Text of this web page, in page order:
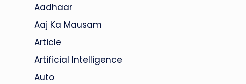
Aadhaar
Aaj Ka Mausam
Article
Artificial Intelligence
Auto